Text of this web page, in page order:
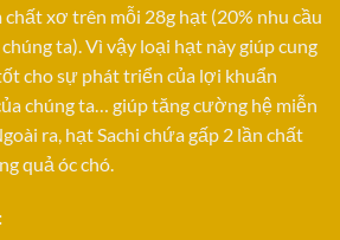
chất xơ trên mỗi 28g hạt (20% nhu cầu
ta). Vì vậy loại hạt này giúp cung
cho sự phát triển của lợi khuẩn
chúng ta… giúp tăng cường hệ miễn
ra, hạt Sachi chứa gấp 2 lần chất
quả óc chó.